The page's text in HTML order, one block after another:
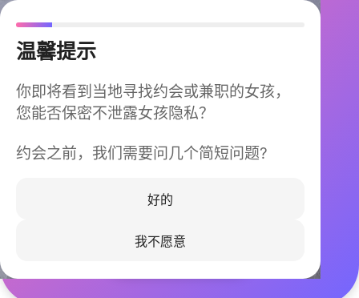
温馨提示
你即将看到当地寻找约会或兼职的女孩，
您能否保密不泄露女孩隐私？
约会之前，我们需要问几个简短问题?
好的
我不愿意
今晚不再孤单
同城快速匹配，马上认识身边的TA
立即下载